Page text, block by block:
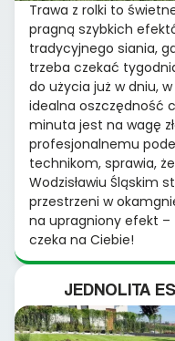
Trawa z rolki to
pragną szybkich
tradycyjnego siania,
trzeba czekać
do użycia już w dniu,
idealna oszczędność
minuta jest na wagę
profesjonalnemu
technikom, sprawia,
Wodzisławiu Śląskim
przestrzeni w
na upragniony efekt –
czeka na Ciebie!
JEDNOLITA